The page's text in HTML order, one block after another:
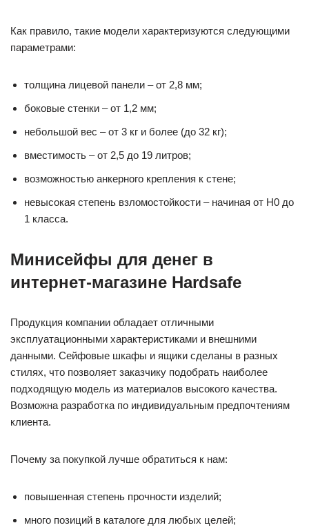
Как правило, такие модели характеризуются следующими
параметрами:
толщина лицевой панели – от 2,8 мм;
боковые стенки – от 1,2 мм;
небольшой вес – от 3 кг и более (до 32 кг);
вместимость – от 2,5 до 19 литров;
возможностью анкерного крепления к стене;
невысокая степень взломостойкости – начиная от Н0 до
1 класса.
Минисейфы для денег в
интернет-магазине Hardsafe
Продукция компании обладает отличными
эксплуатационными характеристиками и внешними
данными. Сейфовые шкафы и ящики сделаны в разных
стилях, что позволяет заказчику подобрать наиболее
подходящую модель из материалов высокого качества.
Возможна разработка по индивидуальным предпочтениям
клиента.
Почему за покупкой лучше обратиться к нам:
повышенная степень прочности изделий;
много позиций в каталоге для любых целей;